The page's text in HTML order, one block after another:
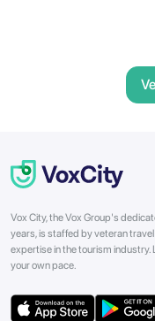
Vox City, the Vox Group's
years, is staffed by veteran
expertise in the tourism industry.
your own pace.